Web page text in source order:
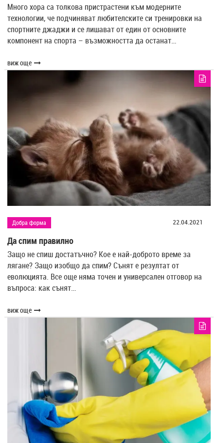
Много хора са толкова пристрастени към модерните
технологии, че подчиняват любителските си тренировки на
спортните джаджи и се лишават от един от основните
компонент на спорта – възможността да останат…
виж още
Добра форма 22.04.2021
Да спим правилно
Защо не спиш достатъчно? Кое е най-доброто време за
лягане? Защо изобщо да спим? Сънят е резултат от
еволюцията. Все още няма точен и универсален отговор на
въпроса: как сънят…
виж още